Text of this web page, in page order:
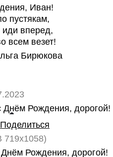
Иван!
пустякам,
иди вперед,
всем везет!
Бирюкова
0
Поделиться
719x1058)
Рождения, дорогой!